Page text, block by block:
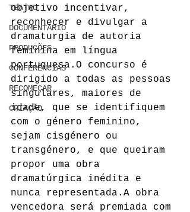
TEATRO
DOCUMENTARIO
PRODUÇÕES
CONFERÊNCIAS
RECOMEÇAR
CRIAÇÃO
objetivo incentivar,
reconhecer e divulgar a
dramaturgia de autoria
feminina em língua
portuguesa.O concurso é
dirigido a todas as pessoas
singulares, maiores de
idade, que se identifiquem
com o género feminino,
sejam cisgénero ou
transgénero, e que queiram
propor uma obra
dramatúrgica inédita e
nunca representada.A obra
vencedora será premiada com